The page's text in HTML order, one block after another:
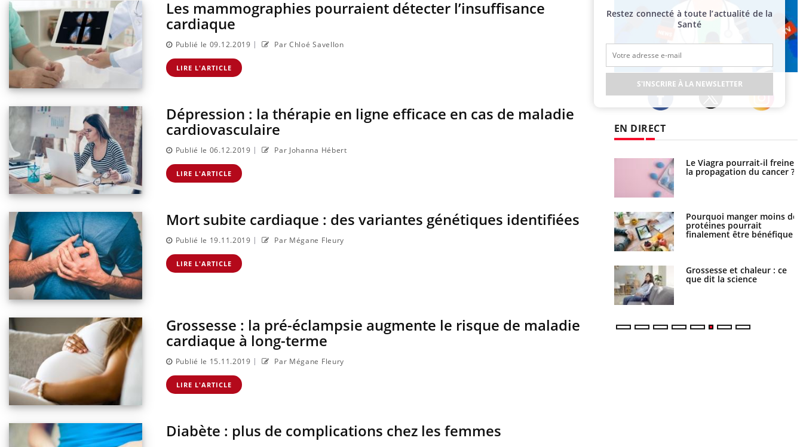
Les mammographies pourraient détecter l’insuffisance
cardiaque
Publié le 09.12.2019 | Par Chloé Savellon
LIRE L'ARTICLE
Dépression : la thérapie en ligne efficace en cas de maladie
cardiovasculaire
Publié le 06.12.2019 | Par Johanna Hébert
LIRE L'ARTICLE
Mort subite cardiaque : des variantes génétiques identifiées
Publié le 19.11.2019 | Par Mégane Fleury
LIRE L'ARTICLE
Grossesse : la pré-éclampsie augmente le risque de maladie
cardiaque à long-terme
Publié le 15.11.2019 | Par Mégane Fleury
LIRE L'ARTICLE
Diabète : plus de complications chez les femmes
EN DIRECT
: un
sur son
France
: ce jus
l'attention
les
?
Toujours connectés :
comment le travail
empiète de plus en plus
sur nos soirées
Cancer colorectal : une
stratégie simple aurait
changé la donne au Pays
basque
Chikungunya, dengue,
West Nile : que se passe-t-
il dans le sud de la France ?
Cytomégalovirus : ce qui
change dans la prise en
enceintes
Pourquoi votre ventre
gâche-t-il les premiers
Le Viagra pourrait-il freiner
la propagation du cancer ?
Pourquoi manger moins de
protéines pourrait
finalement être bénéfique
Grossesse et chaleur : ce
que dit la science
Restez connecté à toute l’actualité de la
Santé
S'INSCRIRE À LA NEWSLETTER